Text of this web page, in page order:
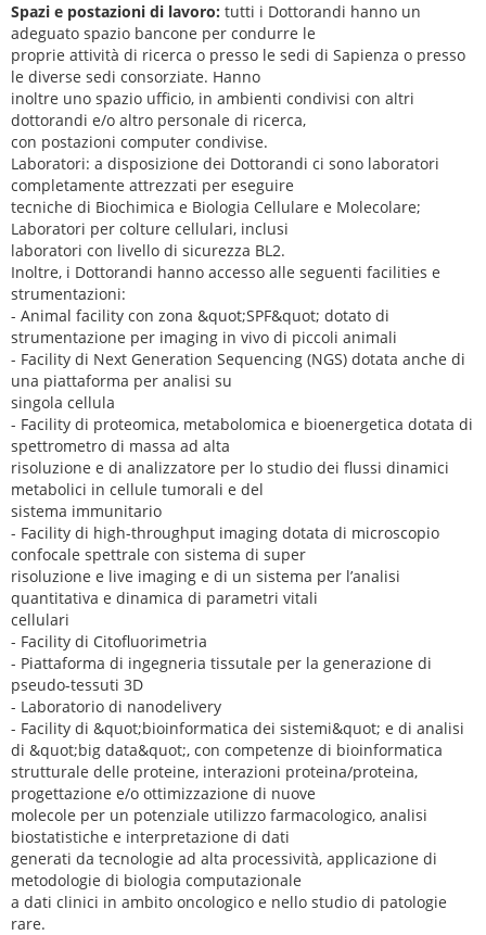
Spazi e postazioni di lavoro: tutti i Dottorandi hanno un
adeguato spazio bancone per condurre le
proprie attività di ricerca o presso le sedi di Sapienza o presso
le diverse sedi consorziate. Hanno
inoltre uno spazio ufficio, in ambienti condivisi con altri
dottorandi e/o altro personale di ricerca,
con postazioni computer condivise.
Laboratori: a disposizione dei Dottorandi ci sono laboratori
completamente attrezzati per eseguire
tecniche di Biochimica e Biologia Cellulare e Molecolare;
Laboratori per colture cellulari, inclusi
laboratori con livello di sicurezza BL2.
Inoltre, i Dottorandi hanno accesso alle seguenti facilities e
strumentazioni:
- Animal facility con zona &quot;SPF&quot; dotato di
strumentazione per imaging in vivo di piccoli animali
- Facility di Next Generation Sequencing (NGS) dotata anche di
una piattaforma per analisi su
singola cellula
- Facility di proteomica, metabolomica e bioenergetica dotata di
spettrometro di massa ad alta
risoluzione e di analizzatore per lo studio dei flussi dinamici
metabolici in cellule tumorali e del
sistema immunitario
- Facility di high-throughput imaging dotata di microscopio
confocale spettrale con sistema di super
risoluzione e live imaging e di un sistema per l’analisi
quantitativa e dinamica di parametri vitali
cellulari
- Facility di Citofluorimetria
- Piattaforma di ingegneria tissutale per la generazione di
pseudo-tessuti 3D
- Laboratorio di nanodelivery
- Facility di &quot;bioinformatica dei sistemi&quot; e di analisi
di &quot;big data&quot;, con competenze di bioinformatica
strutturale delle proteine, interazioni proteina/proteina,
progettazione e/o ottimizzazione di nuove
molecole per un potenziale utilizzo farmacologico, analisi
biostatistiche e interpretazione di dati
generati da tecnologie ad alta processività, applicazione di
metodologie di biologia computazionale
a dati clinici in ambito oncologico e nello studio di patologie
rare.